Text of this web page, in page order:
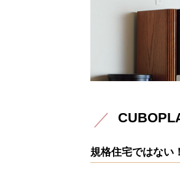
規格住宅ではない